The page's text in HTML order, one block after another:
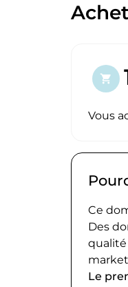
shopping_cart
Vous
Ce
Des
qualité
Le